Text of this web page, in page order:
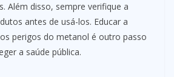
Além disso, sempre verifique a
antes de usá-los. Educar a
perigos do metanol é outro passo
a saúde pública.